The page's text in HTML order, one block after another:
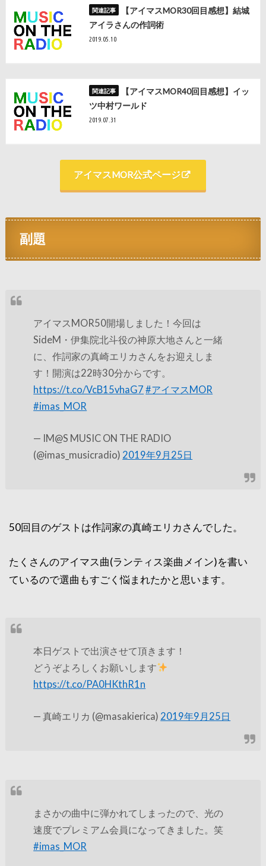
【アイマスMOR30回目感想】結城
アイラさんの作詞術
2019.05.10
【アイマスMOR40回目感想】イッ
ツ中村ワールド
2019.07.31
アイマスMOR公式ページ
副題
アイマスMOR50開場しました！今回は
SideM・伊集院北斗役の神原大地さんと一緒
に、作詞家の真崎エリカさんをお迎えしま
す！開演は22時30分からです。
https://t.co/VcB15vhaG7 #アイマスMOR
#imas_MOR
— IM@S MUSIC ON THE RADIO
(@imas_musicradio) 2019年9月25日
50回目のゲストは作詞家の真崎エリカさんでした。
たくさんのアイマス曲(ランティス楽曲メイン)を書い
ているので選曲もすごく悩まれたかと思います。
本日ゲストで出演させて頂きます！
どうぞよろしくお願いします
https://t.co/PA0HKthR1n
— 真崎エリカ (@masakierica) 2019年9月25日
まさかの曲中に弾かれてしまったので、光の
速度でプレミアム会員になってきました。笑
#imas_MOR